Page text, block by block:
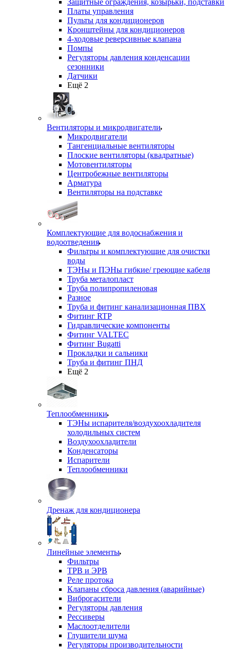
Защитные ограждения, козырьки, подставки
Платы управления
Пульты для кондиционеров
Кронштейны для кондиционеров
4-ходовые реверсивные клапана
Помпы
Регуляторы давления конденсации
сезонники
Датчики
Ещё 2
Вентиляторы и микродвигатели
Микродвигатели
Тангенциальные вентиляторы
Плоские вентиляторы (квадратные)
Мотовентиляторы
Центробежные вентиляторы
Арматура
Вентиляторы на подставке
Комплектующие для водоснабжения и
водоотведения
Фильтры и комплектующие для очистки
воды
ТЭНы и ПЭНы гибкие/ греющие кабеля
Труба металопласт
Труба полипропиленовая
Разное
Труба и фитинг канализационная ПВХ
Фитинг RTP
Гидравлические компоненты
Фитинг VALTEC
Фитинг Bugatti
Прокладки и сальники
Труба и фитинг ПНД
Ещё 2
Теплообменники
ТЭНы испарителя/воздухоохладителя
холодильных систем
Воздухоохладители
Конденсаторы
Испарители
Теплообменники
Дренаж для кондиционера
Линейные элементы
Фильтры
ТРВ и ЭРВ
Реле протока
Клапаны сброса давления (аварийные)
Виброгасители
Регуляторы давления
Рессиверы
Маслоотделители
Глушители шума
Регуляторы производительности